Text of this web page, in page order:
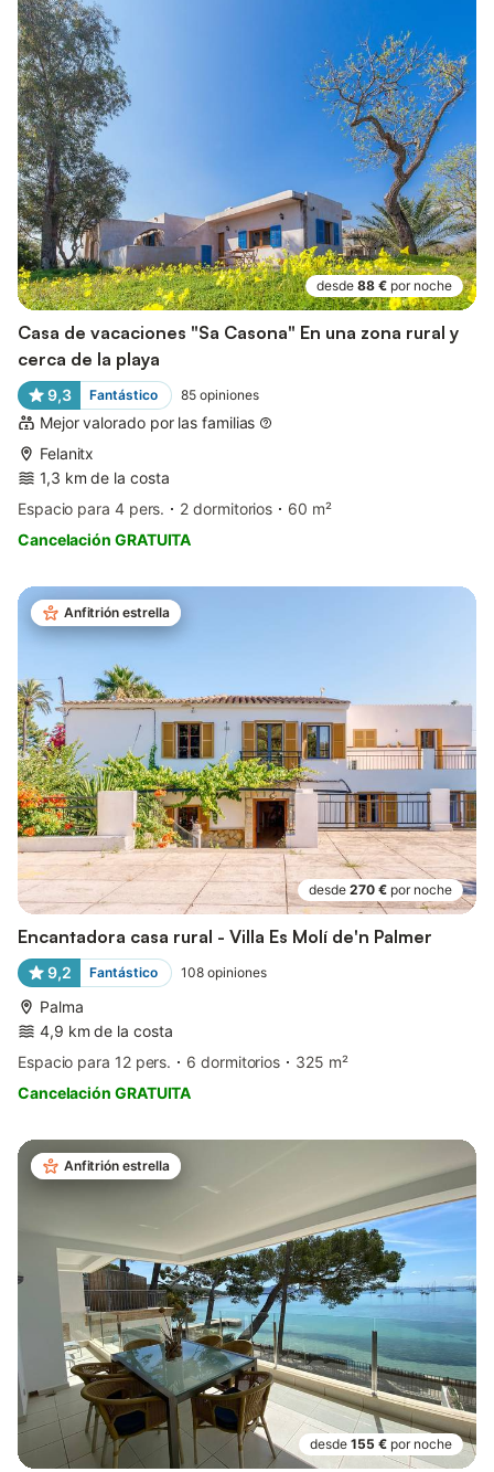
desde 88 € por noche
Casa de vacaciones "Sa Casona" En una zona rural y
cerca de la playa
9,3 Fantástico 85 opiniones
Mejor valorado por las familias
Felanitx
1,3 km de la costa
Espacio para 4 pers.
2 dormitorios
60 m²
Cancelación GRATUITA
Anfitrión estrella
desde 270 € por noche
Encantadora casa rural - Villa Es Molí de'n Palmer
9,2 Fantástico 108 opiniones
Palma
4,9 km de la costa
Espacio para 12 pers.
6 dormitorios
325 m²
Cancelación GRATUITA
Anfitrión estrella
desde 155 € por noche